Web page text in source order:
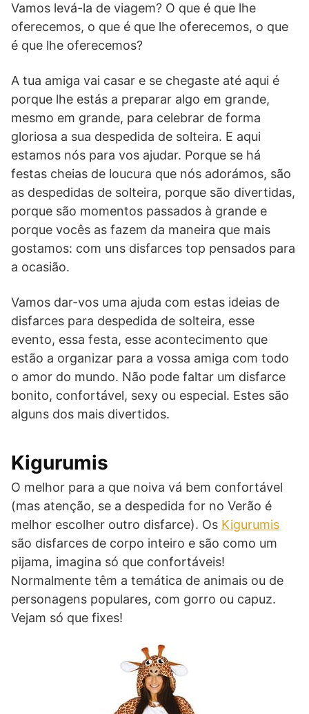
Vamos levá-la de viagem? O que é que lhe
oferecemos, o que é que lhe oferecemos, o que
é que lhe oferecemos?
A tua amiga vai casar e se chegaste até aqui é
porque lhe estás a preparar algo em grande,
mesmo em grande, para celebrar de forma
gloriosa a sua despedida de solteira. E aqui
estamos nós para vos ajudar. Porque se há
festas cheias de loucura que nós adorámos, são
as despedidas de solteira, porque são divertidas,
porque são momentos passados à grande e
porque vocês as fazem da maneira que mais
gostamos: com uns disfarces top pensados para
a ocasião.
Vamos dar-vos uma ajuda com estas ideias de
disfarces para despedida de solteira, esse
evento, essa festa, esse acontecimento que
estão a organizar para a vossa amiga com todo
o amor do mundo. Não pode faltar um disfarce
bonito, confortável, sexy ou especial. Estes são
alguns dos mais divertidos.
Kigurumis
O melhor para a que noiva vá bem confortável
(mas atenção, se a despedida for no Verão é
melhor escolher outro disfarce). Os Kigurumis
são disfarces de corpo inteiro e são como um
pijama, imagina só que confortáveis!
Normalmente têm a temática de animais ou de
personagens populares, com gorro ou capuz.
Vejam só que fixes!